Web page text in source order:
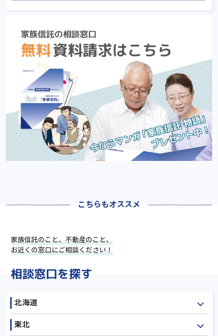
こちらもオススメ
家族信託のこと、不動産のこと、
お近くの窓口にご相談ください！
相談窓口を探す
北海道
北海道
東北